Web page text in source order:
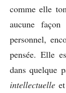
comme elle
aucune
personnel,
pensée. Elle
dans quelque
intellectuelle